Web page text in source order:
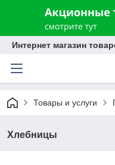
Интернет магазин
Товары и услуги
Хлебницы